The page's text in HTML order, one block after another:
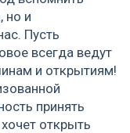
но и
Пусть
всегда ведут
и открытиям!
принять
открыть